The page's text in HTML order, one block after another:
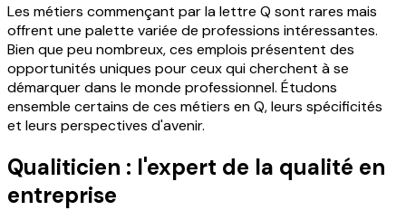
Les métiers commençant par la lettre Q sont rares mais
offrent une palette variée de professions intéressantes.
Bien que peu nombreux, ces emplois présentent des
opportunités uniques pour ceux qui cherchent à se
démarquer dans le monde professionnel. Étudons
ensemble certains de ces métiers en Q, leurs spécificités
et leurs perspectives d'avenir.
Qualiticien : l'expert de la qualité en
entreprise